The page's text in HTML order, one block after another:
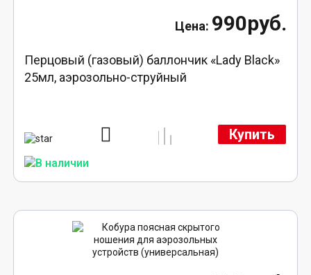
990руб.
Перцовый (газовый) баллончик «Lady Black»
25мл, аэрозольно-струйный
Купить